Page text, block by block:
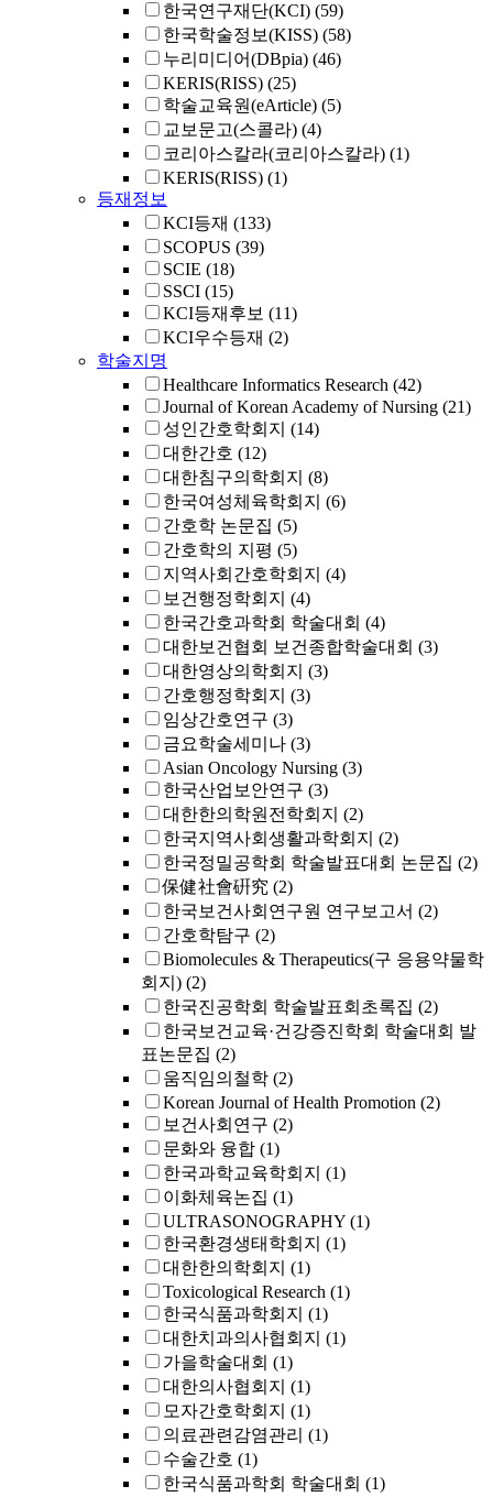
한국연구재단(KCI) (59)
한국학술정보(KISS) (58)
누리미디어(DBpia) (46)
KERIS(RISS) (25)
학술교육원(eArticle) (5)
교보문고(스콜라) (4)
코리아스칼라(코리아스칼라) (1)
KERIS(RISS) (1)
등재정보
KCI등재 (133)
SCOPUS (39)
SCIE (18)
SSCI (15)
KCI등재후보 (11)
KCI우수등재 (2)
학술지명
Healthcare Informatics Research (42)
Journal of Korean Academy of Nursing (21)
성인간호학회지 (14)
대한간호 (12)
대한침구의학회지 (8)
한국여성체육학회지 (6)
간호학 논문집 (5)
간호학의 지평 (5)
지역사회간호학회지 (4)
보건행정학회지 (4)
한국간호과학회 학술대회 (4)
대한보건협회 보건종합학술대회 (3)
대한영상의학회지 (3)
간호행정학회지 (3)
임상간호연구 (3)
금요학술세미나 (3)
Asian Oncology Nursing (3)
한국산업보안연구 (3)
대한한의학원전학회지 (2)
한국지역사회생활과학회지 (2)
한국정밀공학회 학술발표대회 논문집 (2)
保健社會硏究 (2)
한국보건사회연구원 연구보고서 (2)
간호학탐구 (2)
Biomolecules & Therapeutics(구 응용약물학
회지) (2)
한국진공학회 학술발표회초록집 (2)
한국보건교육·건강증진학회 학술대회 발
표논문집 (2)
움직임의철학 (2)
Korean Journal of Health Promotion (2)
보건사회연구 (2)
문화와 융합 (1)
한국과학교육학회지 (1)
이화체육논집 (1)
ULTRASONOGRAPHY (1)
한국환경생태학회지 (1)
대한한의학회지 (1)
Toxicological Research (1)
한국식품과학회지 (1)
대한치과의사협회지 (1)
가을학술대회 (1)
대한의사협회지 (1)
모자간호학회지 (1)
의료관련감염관리 (1)
수술간호 (1)
한국식품과학회 학술대회 (1)